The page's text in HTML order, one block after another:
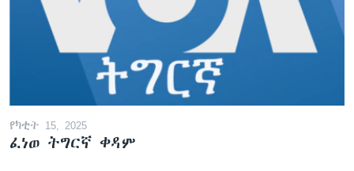
ቂሔ ጽልሚ
ቋንቋታት
የካቲት 15, 2025
ፈነወ ትግርኛ ቀዳም